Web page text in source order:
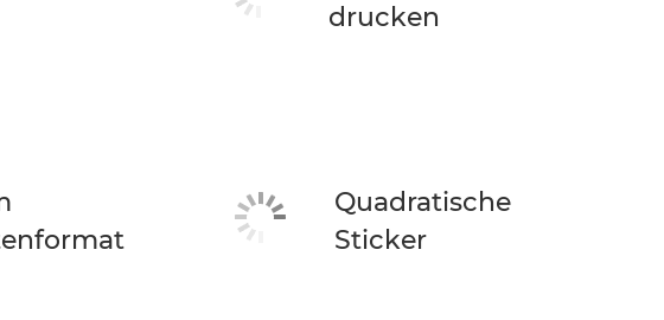
drucken
Quadratische
Sticker